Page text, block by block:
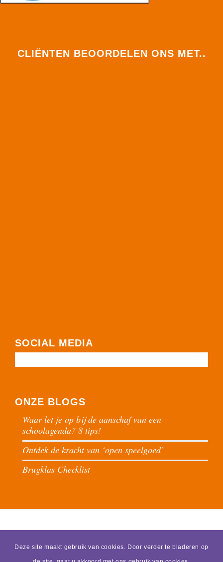
CLIËNTEN BEOORDELEN ONS MET..
SOCIAL MEDIA
ONZE BLOGS
Waar let je op bij de aanschaf van een
schoolagenda? 8 tips!
Ontdek de kracht van ‘open speelgoed’
Brugklas Checklist
Deze site maakt gebruik van cookies. Door verder te bladeren op